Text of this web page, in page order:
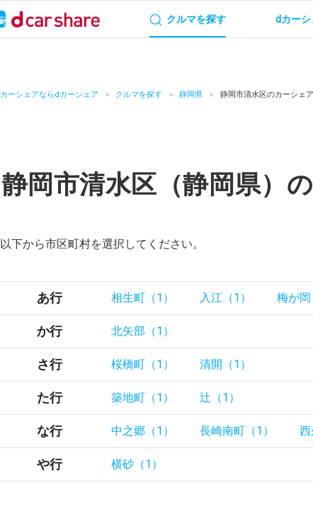
クルマを探す dカー
カーシェアならdカーシェア クルマを探す 静岡県 静岡市清水区のカーシェ
静岡市清水区（静岡県）
以下から市区町村を選択してください。
あ行 相生町（1） 入江（1） 梅が岡
か行 北矢部（1）
さ行 桜橋町（1） 清開（1）
た行 築地町（1） 辻（1）
な行 中之郷（1） 長崎南町（1） 西
や行 横砂（1）
よくあるご質問・お問い合わせ
アプリの使い方